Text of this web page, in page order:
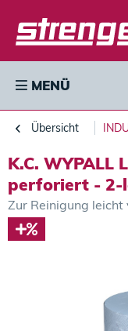
MENÜ
Übersicht
K.C. WYPALL
perforiert - 2-
Zur Reinigung